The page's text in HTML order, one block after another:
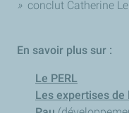
»conclut Catherine
En savoir plus sur :
Le PERL
Les expertises de